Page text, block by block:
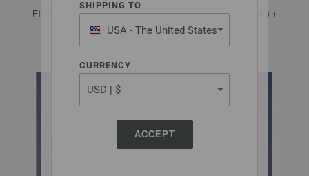
SHIPPING TO
USA - The United States
of America
CURRENCY
ACCEPT
FILATI No. 70 (Herbst/Winter 2025/26) - Tijdschrift (DE) +
Breibeschrijvingen (NL) | Patroon 24b